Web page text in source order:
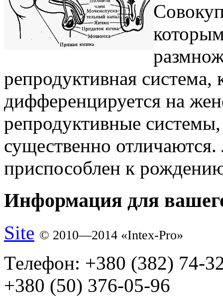
репродуктивная система,
дифференцируется на
репродуктивные
существенно
приспособлен к
Информация для
Site © 2010—2014 «Intex-Pro»
Телефон: +380 (382) 74-
+380 (50) 376-05-96